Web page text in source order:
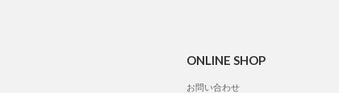
ONLINE SHOP
お問い合わせ